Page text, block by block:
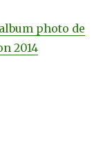
photo de
2014